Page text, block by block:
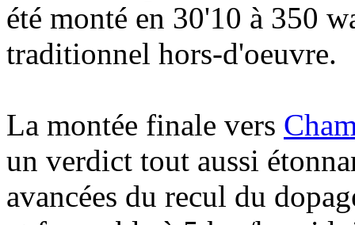
été monté en 30'10 à 350
traditionnel hors-d'oeuvre.
La montée finale vers
un verdict tout aussi
avancées du recul du